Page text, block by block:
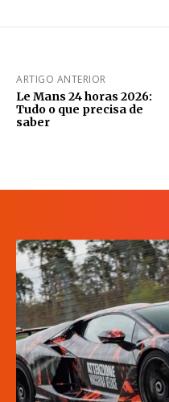
ARTIGO ANTERIOR
Le Mans 24 horas 2026:
Tudo o que precisa de
saber